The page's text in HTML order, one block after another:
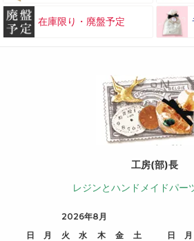
在庫限り・廃盤予定
工房(部)長
レジンとハンドメイドパ
2026年8月
日
月 火 水 木 金
土
日
月